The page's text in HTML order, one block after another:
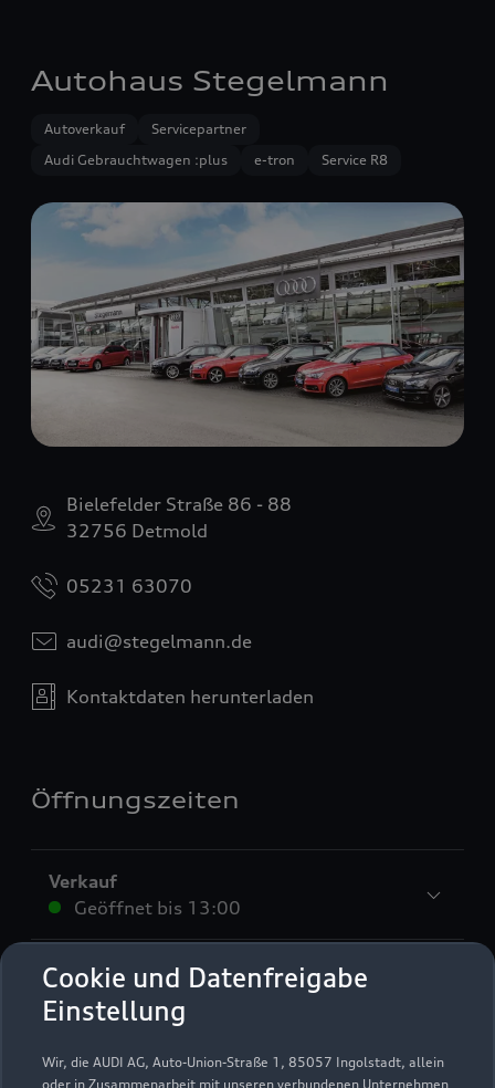
Cookie und Datenfreigabe
Einstellung
Wir, die AUDI AG, Auto-Union-Straße 1, 85057 Ingolstadt, allein
oder in Zusammenarbeit mit unseren verbundenen Unternehmen
Autohaus Stegelmann
Autoverkauf
Servicepartner
Audi Gebrauchtwagen :plus
e-tron Service R8
Bielefelder Straße 86 - 88
32756 Detmold
05231 63070
audi@stegelmann.de
Kontaktdaten herunterladen
Öffnungszeiten
Verkauf
Geöffnet bis 13:00
Service
Geöffnet bis
Schautag